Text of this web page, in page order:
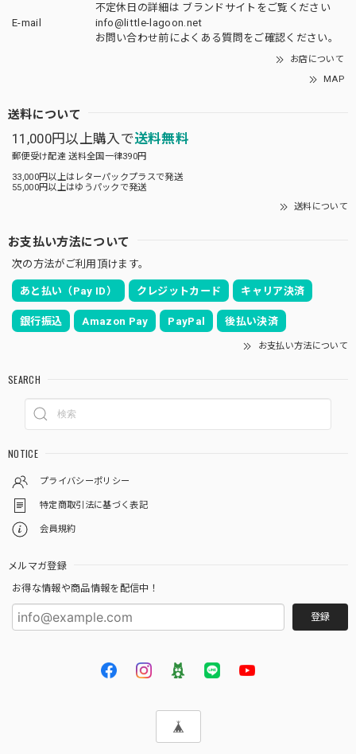
不定休日の詳細は ブランドサイト をご覧ください
E-mail
info@little-lagoon.net
お問い合わせ前によくある質問をご確認ください。
お店について
MAP
送料について
11,000円以上購入で送料無料
郵便受け配達 送料全国一律390円
33,000円以上はレターパックプラスで発送
55,000円以上はゆうパックで発送
送料について
お支払い方法について
次の方法がご利用頂けます。
あと払い（Pay ID） クレジットカード キャリア決済
銀行振込 Amazon Pay PayPal 後払い決済
お支払い方法について
SEARCH
NOTICE
プライバシーポリシー
特定商取引法に基づく表記
会員規約
メルマガ登録
お得な情報や商品情報を配信中！
登録